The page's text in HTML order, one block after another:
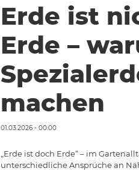
Erde ist
Erde –
machen
01.03.2026 - 00:00
„Erde ist doch Erde“ – im
unterschiedliche Ansprüche an